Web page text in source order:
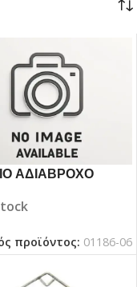
ΑΔΙΑΒΡΟΧΟ
προϊόντος: 01186-06